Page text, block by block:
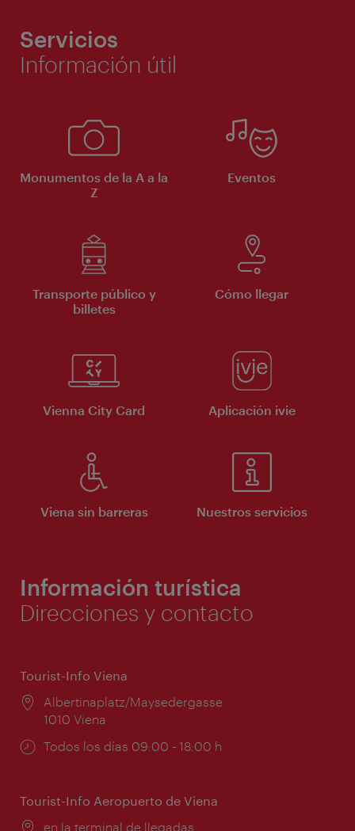
Servicios
Información útil
Monumentos de la A a la
Z
Eventos
Transporte público y
billetes
Cómo llegar
Vienna City Card Aplicación ivie
Viena sin barreras Nuestros servicios
Información turística
Direcciones y contacto
Tourist-Info Viena
Lugar:
Albertinaplatz/Maysedergasse
1010 Viena
Horarios
Todos los días 09:00 - 18:00 h
Tourist-Info Aeropuerto de Viena
Lugar:
en la terminal de llegadas